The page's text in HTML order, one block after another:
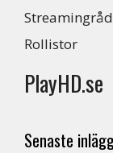
Streamingråd
Rollistor
PlayHD.se
Senaste